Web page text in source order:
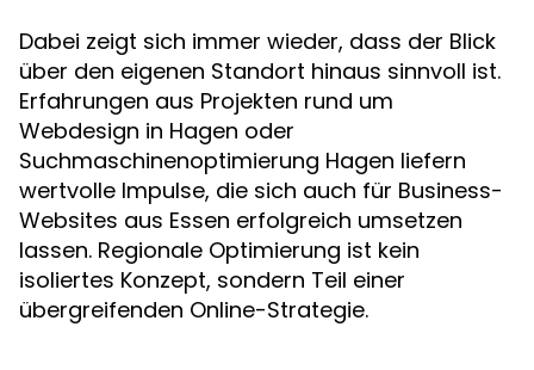
Dabei zeigt sich immer wieder, dass der Blick
über den eigenen Standort hinaus sinnvoll ist.
Erfahrungen aus Projekten rund um
Webdesign in Hagen oder
Suchmaschinenoptimierung Hagen liefern
wertvolle Impulse, die sich auch für Business-
Websites aus Essen erfolgreich umsetzen
lassen. Regionale Optimierung ist kein
isoliertes Konzept, sondern Teil einer
übergreifenden Online-Strategie.